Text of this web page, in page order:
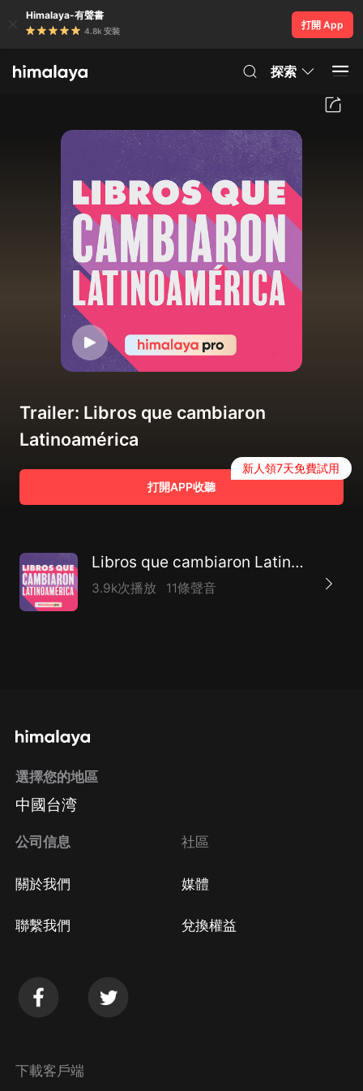
Himalaya-有聲書
4.8k 安裝
打開 App
探索
Trailer: Libros que cambiaron
Latinoamérica
打開APP收聽
新人領7天免費試用
Libros que cambiaron Latinoamérica
3.9k次播放 11條聲音
選擇您的地區
中國台湾
公司信息
關於我們
聯繫我們
社區
媒體
兌換權益
下載客戶端